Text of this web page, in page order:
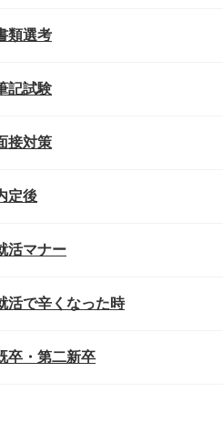
類選考
記試験
接対策
定後
活マナー
活で辛くなった時
卒・第二新卒